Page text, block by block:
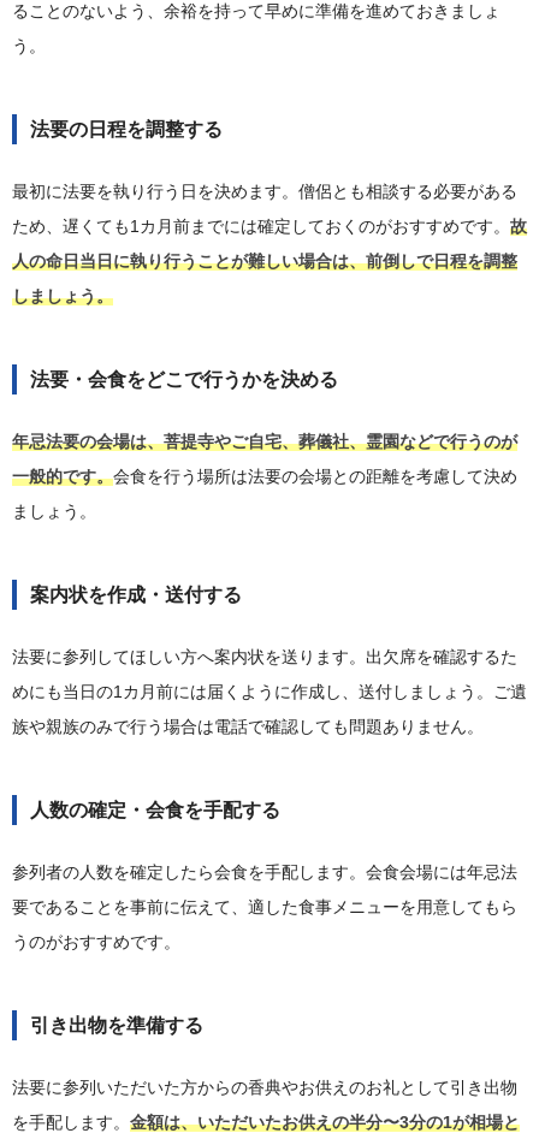
ることのないよう、余裕を持って早めに準備を進めておきましょ
う。
法要の日程を調整する
最初に法要を執り行う日を決めます。僧侶とも相談する必要がある
ため、遅くても1カ月前までには確定しておくのがおすすめです。 故
人の命日当日に執り行うことが難しい場合は、前倒しで日程を調整
しましょう。
法要・会食をどこで行うかを決める
年忌法要の会場は、菩提寺やご自宅、葬儀社、霊園などで行うのが
一般的です。会食を行う場所は法要の会場との距離を考慮して決め
ましょう。
案内状を作成・送付する
法要に参列してほしい方へ案内状を送ります。出欠席を確認するた
めにも当日の1カ月前には届くように作成し、送付しましょう。ご遺
族や親族のみで行う場合は電話で確認しても問題ありません。
人数の確定・会食を手配する
参列者の人数を確定したら会食を手配します。会食会場には年忌法
要であることを事前に伝えて、適した食事メニューを用意してもら
うのがおすすめです。
引き出物を準備する
法要に参列いただいた方からの香典やお供えのお礼として引き出物
を手配します。 金額は、いただいたお供えの半分〜3分の1が相場と